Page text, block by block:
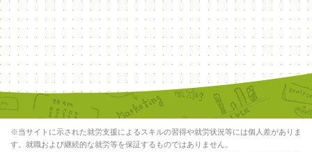
※当サイトに示された就労支援によるスキルの習得や就労状況等には個人差がありま
す。就職および継続的な就労等を保証するものではありません。